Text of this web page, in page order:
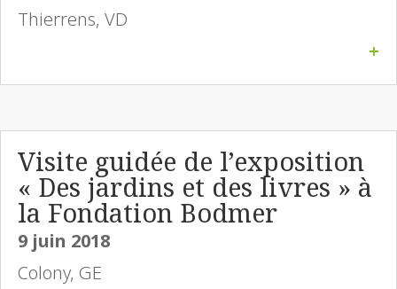
Thierrens, VD
+
Visite guidée de l’exposition
« Des jardins et des livres » à
la Fondation Bodmer
9 juin 2018
Colony, GE